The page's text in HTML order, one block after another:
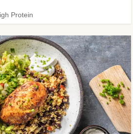
Protein